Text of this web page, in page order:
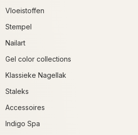
Vloeistoffen
Stempel
Nailart
Gel color collections
Klassieke Nagellak
Staleks
Accessoires
Indigo Spa